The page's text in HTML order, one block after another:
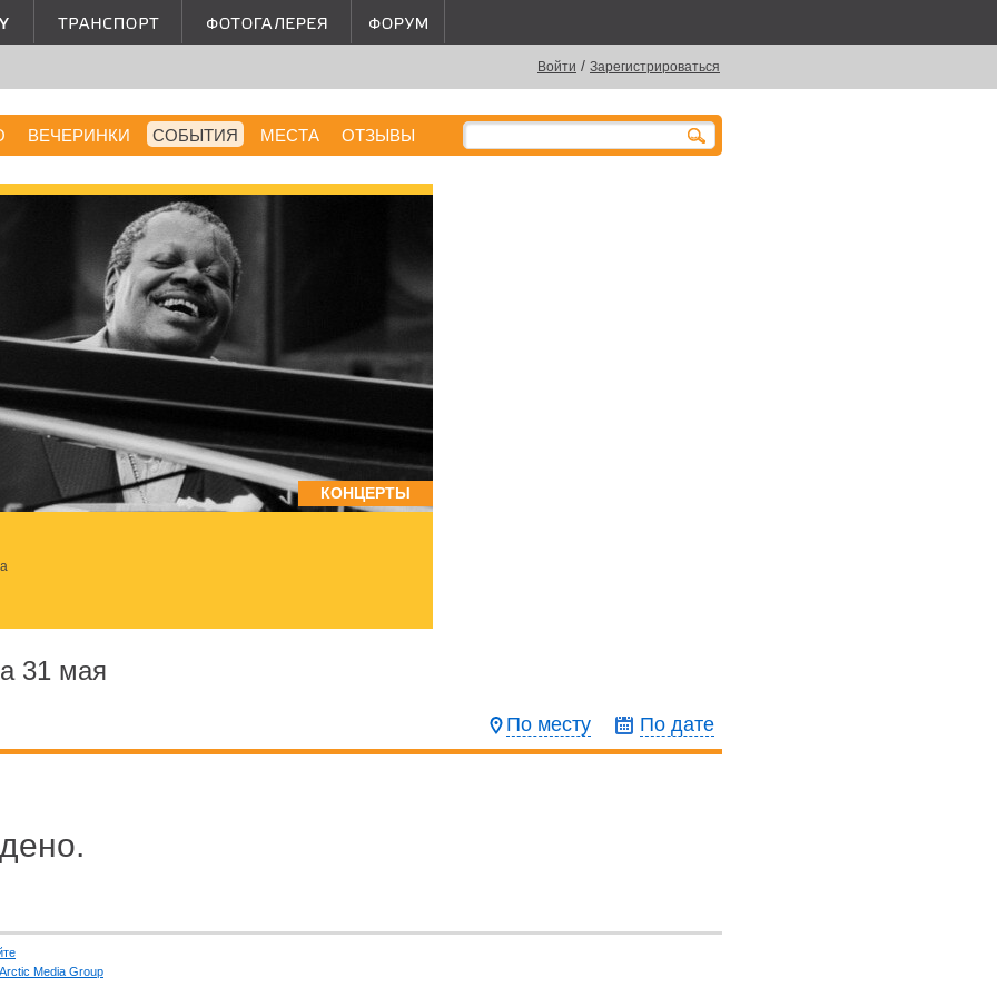
Войти / Зарегистрироваться
ВЕЧЕРИНКИ СОБЫТИЯ МЕСТА ОТЗЫВЫ
КОНЦЕРТЫ
31 мая
По месту По дате
Arctic Media Group